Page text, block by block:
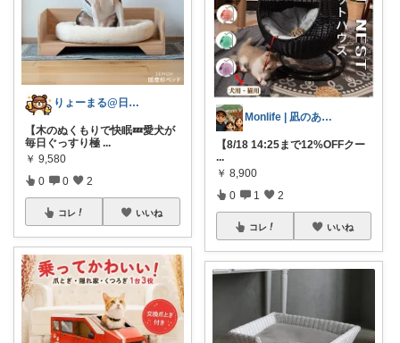
りょーまる@日用品×ファッション
【木のぬくもりで快眠💤愛犬が
毎日ぐっすり極 ...
￥ 9,580
0 0 2
コレ いいね
Monlife | 凪のある暮らし
【8/18 14:25まで12%OFFクー
...
￥ 8,900
0 1 2
コレ いいね